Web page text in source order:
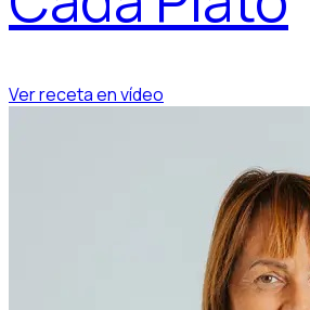
Ver receta en vídeo